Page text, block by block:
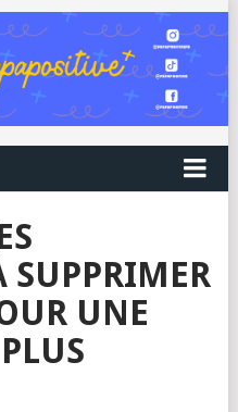
SUPPRIMER
UNE